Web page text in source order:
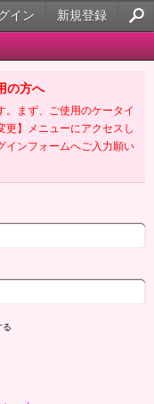
新規登録
イン
の方へ
。まず、ご使用のケータイ
更】メニューにアクセスし
インフォームへご入力願い
る